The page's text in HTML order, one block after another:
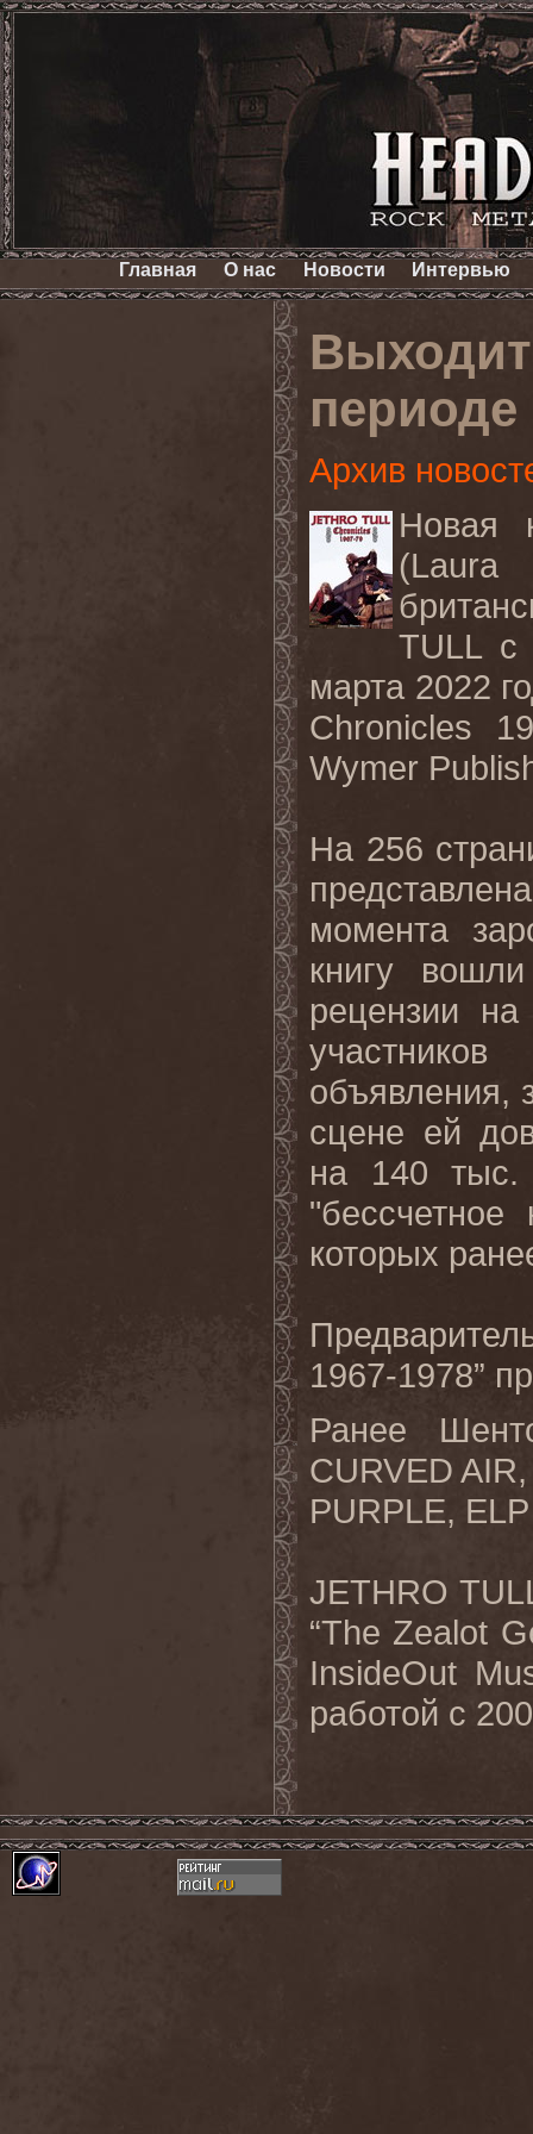
Главная О нас Новости Интервью
периоде
Архив
Новая
(Laura
TULL с
марта 2022
Chronicles
Wymer
На 256
момента
книгу
рецензии
объявления,
сцене ей
на 140 тыс.
которых
1967-1978”
Ранее
CURVED AIR
PURPLE, ELP
JETHRO
“The Zealot
InsideOut
работой с